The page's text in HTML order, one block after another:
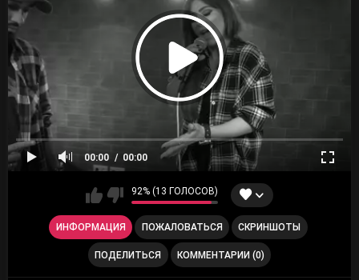
00:00 00:00
92% (13 ГОЛОСОВ)
ИНФОРМАЦИЯ ПОЖАЛОВАТЬСЯ СКРИНШОТЫ
ПОДЕЛИТЬСЯ КОММЕНТАРИИ (0)